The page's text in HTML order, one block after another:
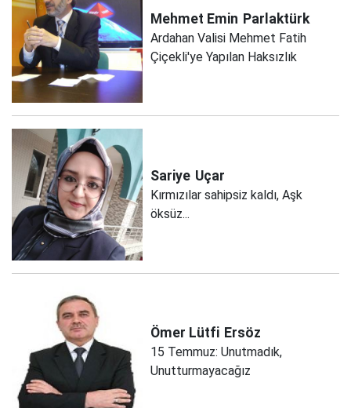
Mehmet Emin Parlaktürk
Ardahan Valisi Mehmet Fatih
Çiçekli'ye Yapılan Haksızlık
Sariye Uçar
Kırmızılar sahipsiz kaldı, Aşk
öksüz...
Ömer Lütfi Ersöz
15 Temmuz: Unutmadık,
Unutturmayacağız